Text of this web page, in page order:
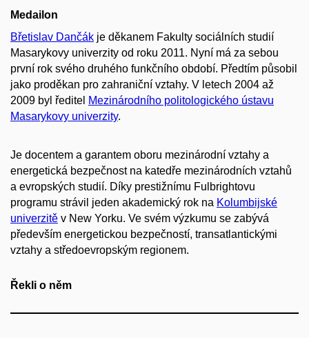
Medailon
Břetislav Dančák je děkanem Fakulty sociálních studií
Masarykovy univerzity od roku 2011. Nyní má za sebou
první rok svého druhého funkčního období. Předtím působil
jako proděkan pro zahraniční vztahy. V letech 2004 až
2009 byl ředitel Mezinárodního politologického ústavu
Masarykovy univerzity.
Je docentem a garantem oboru mezinárodní vztahy a
energetická bezpečnost na katedře mezinárodních vztahů
a evropských studií. Díky prestižnímu Fulbrightovu
programu strávil jeden akademický rok na Kolumbijské
univerzitě v New Yorku. Ve svém výzkumu se zabývá
především energetickou bezpečností, transatlantickými
vztahy a středoevropským regionem.
Řekli o něm